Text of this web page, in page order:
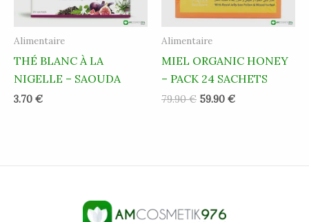
Alimentaire
THÉ BLANC À LA
NIGELLE – SAOUDA
3.70 €
Alimentaire
MIEL ORGANIC HONEY
– PACK 24 SACHETS
79.90€ 59.90 €